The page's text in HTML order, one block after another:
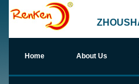
Home About Us